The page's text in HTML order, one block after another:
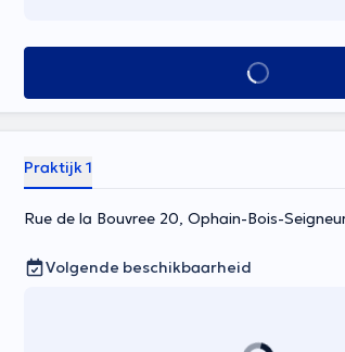
Alles zien
Praktijk 1
Rue de la Bouvree 20, Ophain-Bois-
Volgende beschikbaarheid